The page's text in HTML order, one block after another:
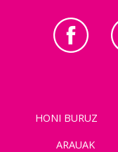
HONI BURUZ
ARAUAK